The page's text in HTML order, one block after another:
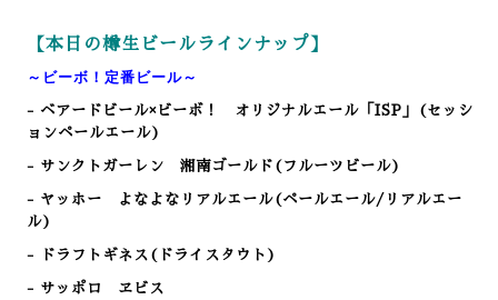
【本日の樽生ビールラインナップ】
～ビーボ！定番ビール～
- ベアードビール×ビーボ！ オリジナルエール「ISP」(セッシ
ョンペールエール)
- サンクトガーレン 湘南ゴールド(フルーツビール)
- ヤッホー よなよなリアルエール(ペールエール/リアルエー
ル)
- ドラフトギネス(ドライスタウト)
- サッポロ ヱビス